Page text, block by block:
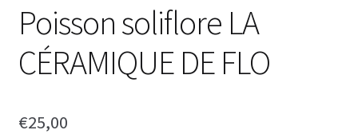
Poisson soliflore LA
CÉRAMIQUE DE FLO
€25,00